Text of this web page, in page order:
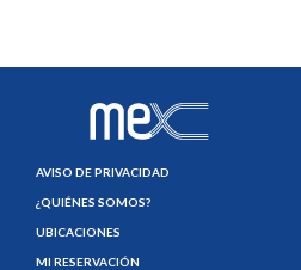
AVISO DE PRIVACIDAD
¿QUIÉNES SOMOS?
UBICACIONES
MI RESERVACIÓN